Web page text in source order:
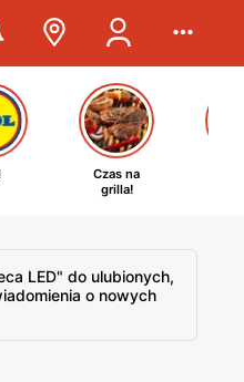
Czas na
grilla!
LED" do ulubionych,
o nowych